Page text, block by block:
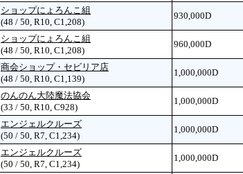
ショップにょろんこ組
(48 / 50, R10, C1,208)
930,000D
ショップにょろんこ組
(48 / 50, R10, C1,208)
960,000D
商会ショップ・セビリア店
(48 / 50, R10, C1,139)
1,000,000D
のんのん大陸魔法協会
(33 / 50, R10, C928)
1,000,000D
エンジェルクルーズ
(50 / 50, R7, C1,234)
1,000,000D
エンジェルクルーズ
(50 / 50, R7, C1,234)
1,000,000D